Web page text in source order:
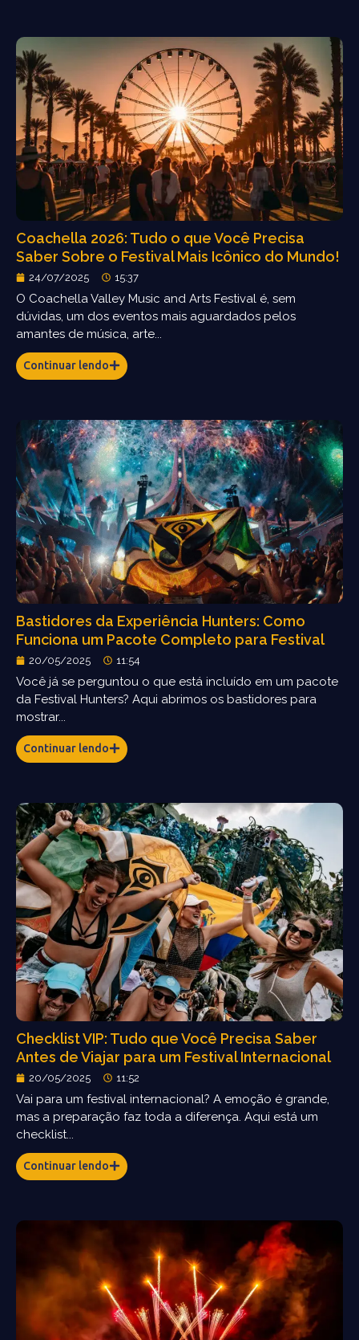
Coachella 2026: Tudo o que Você Precisa
Saber Sobre o Festival Mais Icônico do Mundo!
24/07/2025 15:37
O Coachella Valley Music and Arts Festival é, sem
dúvidas, um dos eventos mais aguardados pelos
amantes de música, arte...
Continuar lendo
Bastidores da Experiência Hunters: Como
Funciona um Pacote Completo para Festival
20/05/2025 11:54
Você já se perguntou o que está incluído em um pacote
da Festival Hunters? Aqui abrimos os bastidores para
mostrar...
Continuar lendo
Checklist VIP: Tudo que Você Precisa Saber
Antes de Viajar para um Festival Internacional
20/05/2025 11:52
Vai para um festival internacional? A emoção é grande,
mas a preparação faz toda a diferença. Aqui está um
checklist...
Continuar lendo